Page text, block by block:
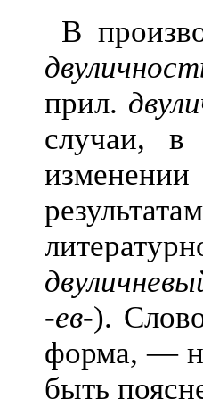
В
прил.
случаи, в
-ев-).
форма, —
быть